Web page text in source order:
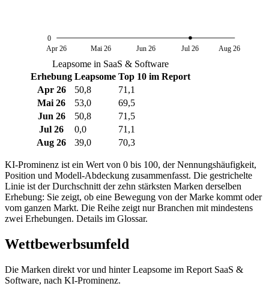
0
Apr 26 Mai 26 Jun 26 Jul 26 Aug 26
Leapsome in SaaS & Software
Erhebung Leapsome Top 10 im Report
Apr 26
50,8
71,1
Mai 26
53,0
69,5
Jun 26
50,8
71,5
Jul 26
0,0
71,1
Aug 26
39,0 70,3
KI-Prominenz ist ein Wert von 0 bis 100, der Nennungshäufigkeit,
Position und Modell-Abdeckung zusammenfasst. Die gestrichelte
Linie ist der Durchschnitt der zehn stärksten Marken derselben
Erhebung: Sie zeigt, ob eine Bewegung von der Marke kommt oder
vom ganzen Markt. Die Reihe zeigt nur Branchen mit mindestens
zwei Erhebungen. Details im Glossar.
Wettbewerbsumfeld
Die Marken direkt vor und hinter Leapsome im Report SaaS &
Software, nach KI-Prominenz.